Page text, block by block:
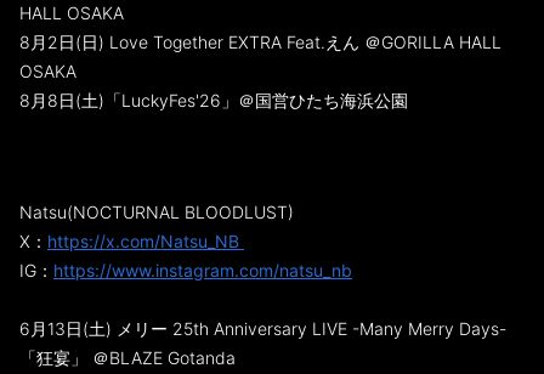
HALL OSAKA
8月2日(日) Love Together EXTRA Feat.えん ＠GORILLA HALL
OSAKA
8月8日(土)「LuckyFes'26」＠国営ひたち海浜公園
Natsu(NOCTURNAL BLOODLUST)
X： https://x.com/Natsu_NB
IG： https://www.instagram.com/natsu_nb
6月13日(土) メリー 25th Anniversary LIVE -Many Merry Days-
「狂宴」 ＠BLAZE Gotanda